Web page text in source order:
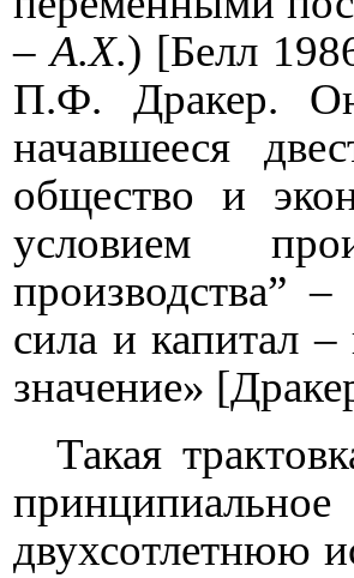
–А.Х.) [Белл
П.Ф. Дракер. Он
начавшееся
общество и
условием
производства”
сила и капитал
значение»
Такая
двухсотлетнюю